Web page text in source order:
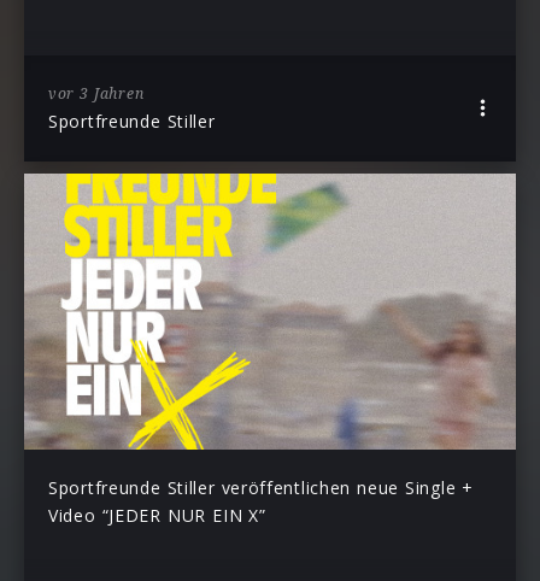
vor 3 Jahren
Sportfreunde Stiller
Sportfreunde Stiller veröffentlichen neue Single +
Video “JEDER NUR EIN X”